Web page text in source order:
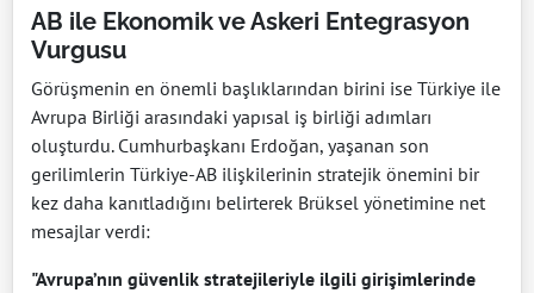
AB ile Ekonomik ve Askeri Entegrasyon
Vurgusu
Görüşmenin en önemli başlıklarından birini ise Türkiye ile
Avrupa Birliği arasındaki yapısal iş birliği adımları
oluşturdu. Cumhurbaşkanı Erdoğan, yaşanan son
gerilimlerin Türkiye-AB ilişkilerinin stratejik önemini bir
kez daha kanıtladığını belirterek Brüksel yönetimine net
mesajlar verdi:
"Avrupa’nın güvenlik stratejileriyle ilgili girişimlerinde